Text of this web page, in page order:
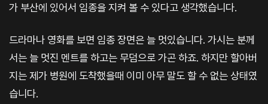
가 부산에 있어서 임종을 지켜 볼 수 있다고 생각했습니다.
드라마나 영화를 보면 임종 장면은 늘 멋있습니다. 가시는 분께
서는 늘 멋진 멘트를 하고는 무덤으로 가곤 하죠. 하지만 할아버
지는 제가 병원에 도착했을때 이미 아무 말도 할 수 없는 상태였
습니다.